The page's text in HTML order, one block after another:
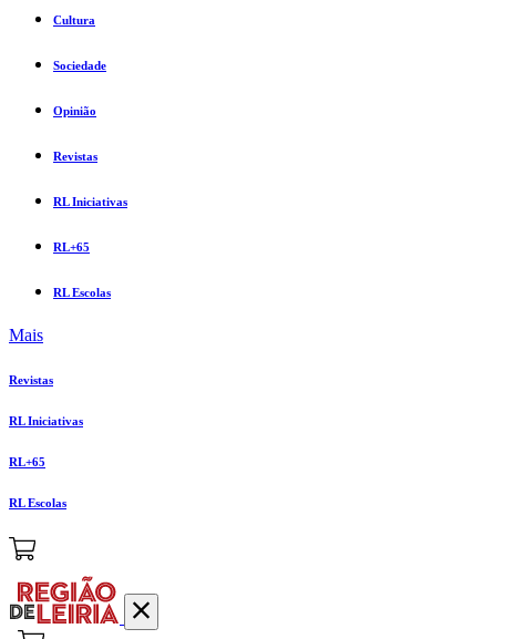
Cultura
Sociedade
Opinião
Revistas
RL Iniciativas
RL+65
RL Escolas
Mais
Revistas
RL Iniciativas
RL+65
RL Escolas